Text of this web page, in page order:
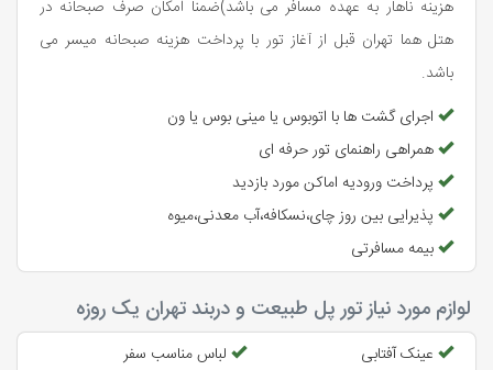
از ثبت این منظره غافل نشوید. برای بازدید از جاذبه‌ های تهران به
وبسایت ما سری بزنید و از تورتهرانگردی و ایرانگردی ما با خبر
شوید و در صورت درخواست با همکاران ما در بخش تور داخلی با
هزینه ناهار به عهده مسافر می باشد)ضمنا امکان صرف صبحانه در
هتل هما تهران قبل از آغاز تور با پرداخت هزینه صبحانه میسر می
باشد.
اجرای گشت ها با اتوبوس یا مینی بوس یا ون
همراهی راهنمای تور حرفه ای
پرداخت ورودیه اماکن مورد بازدید
پذیرایی بین روز چای،نسکافه،آب معدنی،میوه
بیمه مسافرتی
لوازم مورد نیاز تور پل طبیعت و دربند تهران یک روزه
عینک آفتابی
لباس مناسب سفر